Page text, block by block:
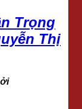
Trọng
Thị